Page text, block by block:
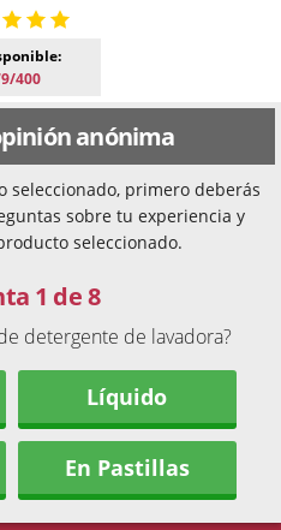
400
anónima
seleccionado, primero deberás
sobre tu experiencia y
seleccionado.
1 de 8
detergente de lavadora?
Líquido
En Pastillas